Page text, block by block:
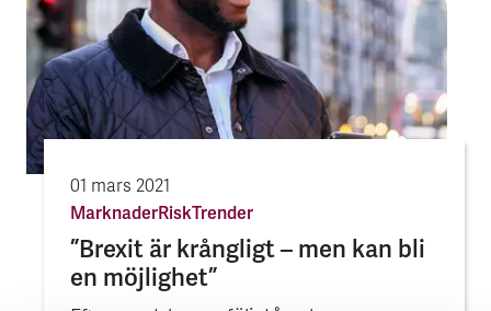
01 mars 2021
MarknaderRiskTrender
”Brexit är krång­ligt – men kan bli
en möjlig­het”